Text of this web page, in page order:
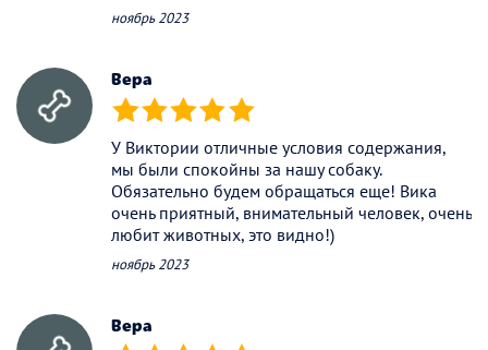
ноябрь 2023
Вера
(*) (*) (*) (*) (*)
У Виктории отличные условия содержания,
мы были спокойны за нашу собаку.
Обязательно будем обращаться еще! Вика
очень приятный, внимательный человек, очень
любит животных, это видно!)
ноябрь 2023
Вера